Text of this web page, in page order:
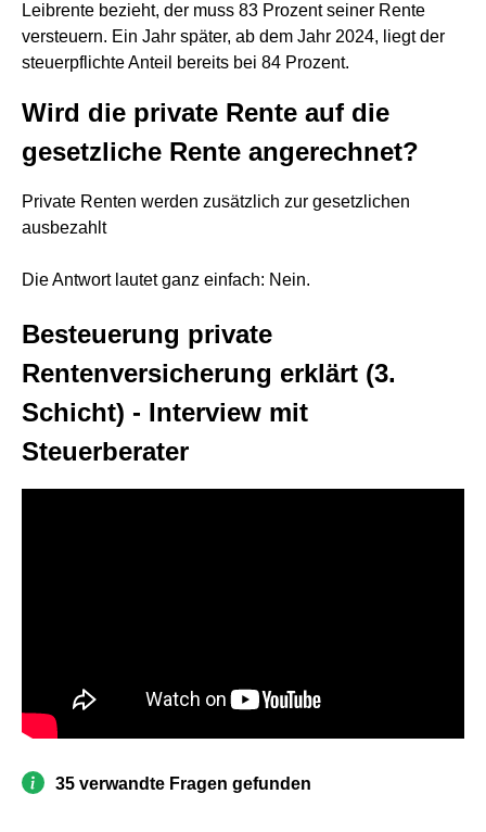
Leibrente bezieht, der muss 83 Prozent seiner Rente
versteuern. Ein Jahr später, ab dem Jahr 2024, liegt der
steuerpflichte Anteil bereits bei 84 Prozent.
Wird die private Rente auf die
gesetzliche Rente angerechnet?
Private Renten werden zusätzlich zur gesetzlichen
ausbezahlt
Die Antwort lautet ganz einfach: Nein.
Besteuerung private
Rentenversicherung erklärt (3.
Schicht) - Interview mit
Steuerberater
35 verwandte Fragen gefunden